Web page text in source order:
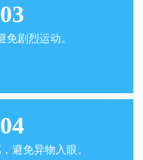
03
免剧烈运动。
04
避免异物入眼。